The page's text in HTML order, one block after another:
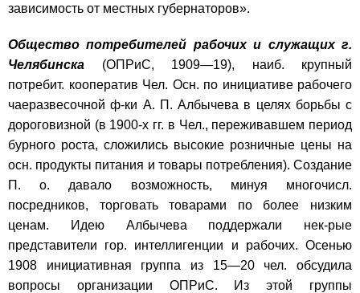
зависимость от местных губернаторов».
Общество потребителей рабочих и служащих г.
Челябинска (ОПРиС, 1909—19), наиб. крупный
потребит. кооператив Чел. Осн. по инициативе рабочего
чаеразвесочной ф-ки А. П. Албычева в целях борьбы с
дороговизной (в 1900-х гг. в Чел., переживавшем период
бурного роста, сложились высокие розничные цены на
осн. продукты питания и товары потребления). Создание
П. о. давало возможность, минуя многочисл.
посредников, торговать товарами по более низким
ценам. Идею Албычева поддержали нек-рые
представители гор. интеллигенции и рабочих. Осенью
1908 инициативная группа из 15—20 чел. обсудила
вопросы организации ОПРиС. Из этой группы